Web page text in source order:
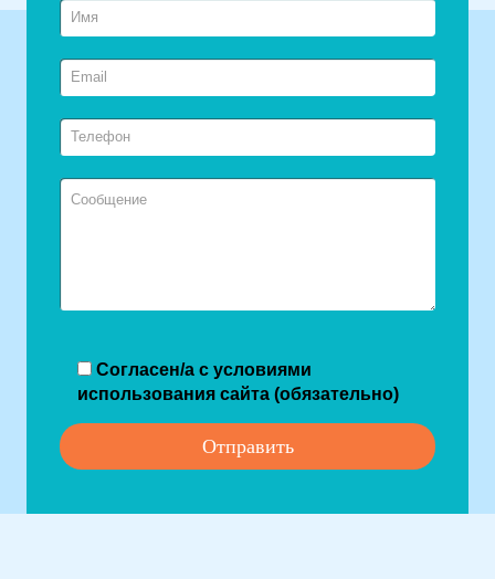
Согласен/а с условиями
использования сайта (обязательно)